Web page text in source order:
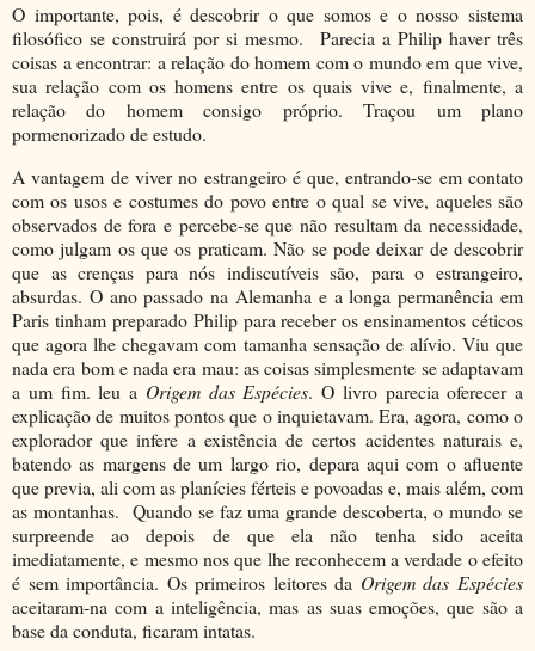
O importante, pois, é descobrir o que somos e o nosso sistema
filosófico se construirá por si mesmo. Parecia a Philip haver três
coisas a encontrar: a relação do homem com o mundo em que vive,
sua relação com os homens entre os quais vive e, finalmente, a
relação do homem consigo próprio. Traçou um plano
pormenorizado de estudo.
A vantagem de viver no estrangeiro é que, entrando-se em contato
com os usos e costumes do povo entre o qual se vive, aqueles são
observados de fora e percebe-se que não resultam da necessidade,
como julgam os que os praticam. Não se pode deixar de descobrir
que as crenças para nós indiscutíveis são, para o estrangeiro,
absurdas. O ano passado na Alemanha e a longa permanência em
Paris tinham preparado Philip para receber os ensinamentos céticos
que agora lhe chegavam com tamanha sensação de alívio. Viu que
nada era bom e nada era mau: as coisas simplesmente se adaptavam
a um fim. leu a Origem das Espécies. O livro parecia oferecer a
explicação de muitos pontos que o inquietavam. Era, agora, como o
explorador que infere a existência de certos acidentes naturais e,
batendo as margens de um largo rio, depara aqui com o afluente
que previa, ali com as planícies férteis e povoadas e, mais além, com
as montanhas. Quando se faz uma grande descoberta, o mundo se
surpreende ao depois de que ela não tenha sido aceita
imediatamente, e mesmo nos que lhe reconhecem a verdade o efeito
é sem importância. Os primeiros leitores da Origem das Espécies
aceitaram-na com a inteligência, mas as suas emoções, que são a
base da conduta, ficaram intatas.